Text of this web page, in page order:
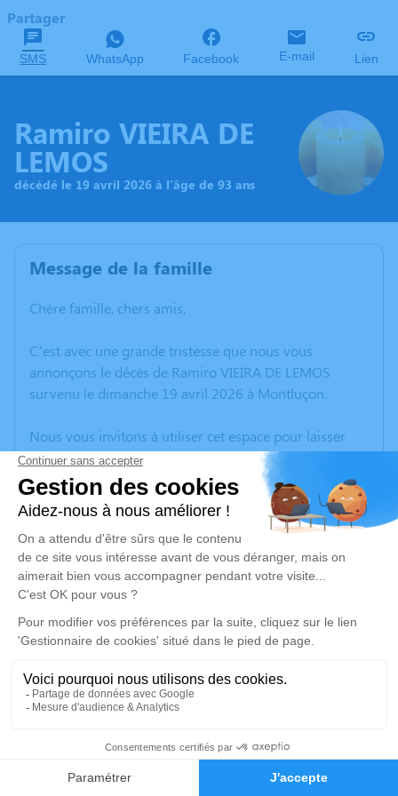
Faire-part Hommages
Partager
SMS WhatsApp Facebook E-mail Lien
Ramiro VIEIRA DE
LEMOS
décédé le 19 avril 2026 à l'âge de 93 ans
Message de la famille
Chère famille, chers amis,
C’est avec une grande tristesse que nous vous
annonçons le décès de Ramiro VIEIRA DE LEMOS
survenu le dimanche 19 avril 2026 à Montluçon.
Nous vous invitons à utiliser cet espace pour laisser
vos condoléances, partager des photos souvenirs, une
anecdote ou exprimer vos pensées à travers des
poèmes ou des textes. Cet endroit est un lieu
d'expression dédié à honorer la mémoire de Ramiro
VIEIRA DE LEMOS.
Un service de plantation d’arbre hommage est
disponible ici.
Je rends hommage
Cérémonie religieuse
Église Notre Dame de Montluçon
Place Notre-Dame